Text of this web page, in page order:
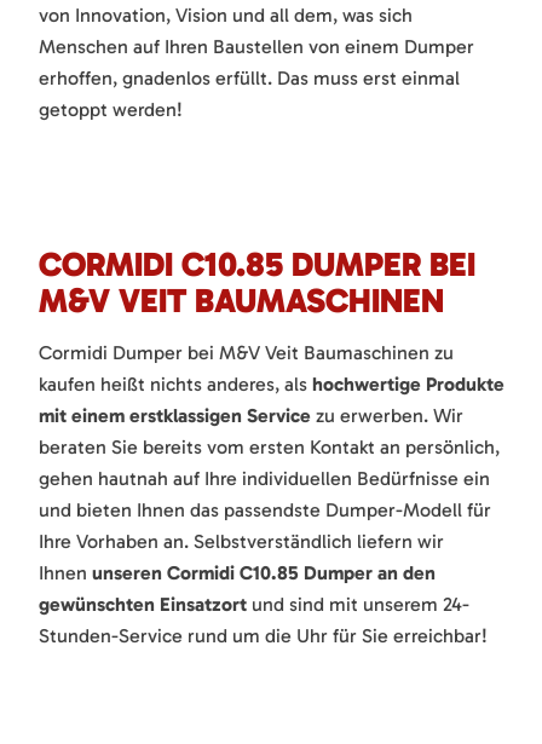
von Innovation, Vision und all dem, was sich
Menschen auf Ihren Baustellen von einem Dumper
erhoffen, gnadenlos erfüllt. Das muss erst einmal
getoppt werden!
CORMIDI C10.85 DUMPER BEI
M&V VEIT BAUMASCHINEN
Cormidi Dumper bei M&V Veit Baumaschinen zu
kaufen heißt nichts anderes, als hochwertige Produkte
mit einem erstklassigen Service zu erwerben. Wir
beraten Sie bereits vom ersten Kontakt an persönlich,
gehen hautnah auf Ihre individuellen Bedürfnisse ein
und bieten Ihnen das passendste Dumper-Modell für
Ihre Vorhaben an. Selbstverständlich liefern wir
Ihnen unseren Cormidi C10.85 Dumper an den
gewünschten Einsatzort und sind mit unserem 24-
Stunden-Service rund um die Uhr für Sie erreichbar!